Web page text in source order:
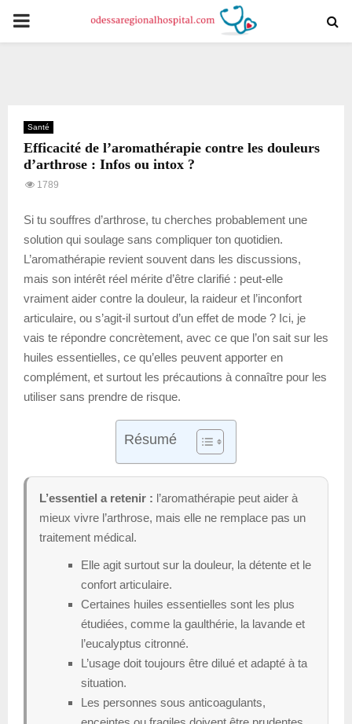
PRIMARY
Santé
Efficacité de l’aromathérapie contre les douleurs
d’arthrose : Infos ou intox ?
1789
Si tu souffres d’arthrose, tu cherches probablement une
solution qui soulage sans compliquer ton quotidien.
L’aromathérapie revient souvent dans les discussions,
mais son intérêt réel mérite d’être clarifié : peut-elle
vraiment aider contre la douleur, la raideur et l’inconfort
articulaire, ou s’agit-il surtout d’un effet de mode ? Ici, je
vais te répondre concrètement, avec ce que l’on sait sur les
huiles essentielles, ce qu’elles peuvent apporter en
complément, et surtout les précautions à connaître pour les
utiliser sans prendre de risque.
Résumé
L’essentiel a retenir : l’aromathérapie peut aider à
mieux vivre l’arthrose, mais elle ne remplace pas un
traitement médical.
Elle agit surtout sur la douleur, la détente et le
confort articulaire.
Certaines huiles essentielles sont les plus
étudiées, comme la gaulthérie, la lavande et
l’eucalyptus citronné.
L’usage doit toujours être dilué et adapté à ta
situation.
Les personnes sous anticoagulants,